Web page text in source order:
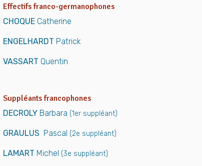
Effectifs franco-germanophones
CHOQUE Catherine
ENGELHARDT Patrick
VASSART Quentin
Suppléants francophones
DECROLY Barbara (1er suppléant)
GRAULUS Pascal (2e suppléant)
LAMART Michel (3e suppléant)